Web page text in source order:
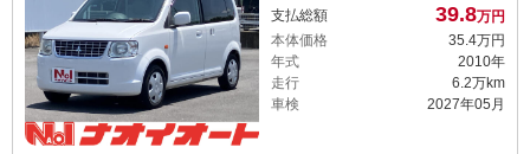
支払総額 39.8万円
本体価格
35. 4万円
年式
2010年
走行
6.2万km
車検
2027年05月